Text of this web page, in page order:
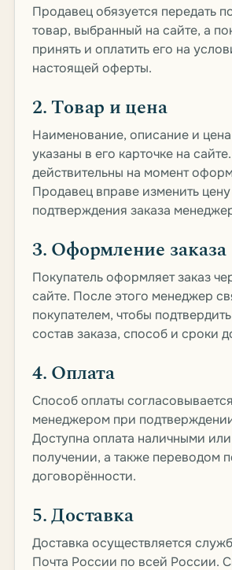
Продавец обязуется передать
товар, выбранный на сайте, а
принять и оплатить его на
настоящей оферты.
2. Товар и цена
Наименование, описание и
указаны в его карточке на
действительны на момент
Продавец вправе изменить
подтверждения заказа
3. Оформление заказа
Покупатель оформляет заказ
сайте. После этого менеджер
покупателем, чтобы
состав заказа, способ и сроки
4. Оплата
Способ оплаты
менеджером при
Доступна оплата наличными
получении, а также переводом
договорённости.
5. Доставка
Доставка осуществляется
Почта России по всей России.